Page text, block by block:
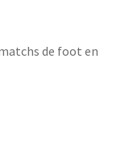
de foot en